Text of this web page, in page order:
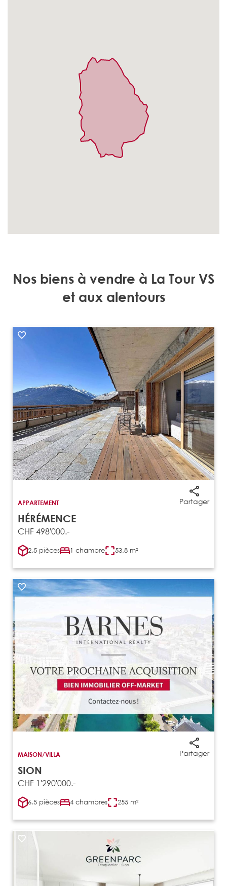
Nos biens à vendre à La Tour VS
et aux alentours
Partager
APPARTEMENT
HÉRÉMENCE
CHF 498'000.-
2.5 pièces 1 chambre 53.8 m²
Partager
MAISON/VILLA
SION
CHF 1'290'000.-
6.5 pièces 4 chambres 255 m²